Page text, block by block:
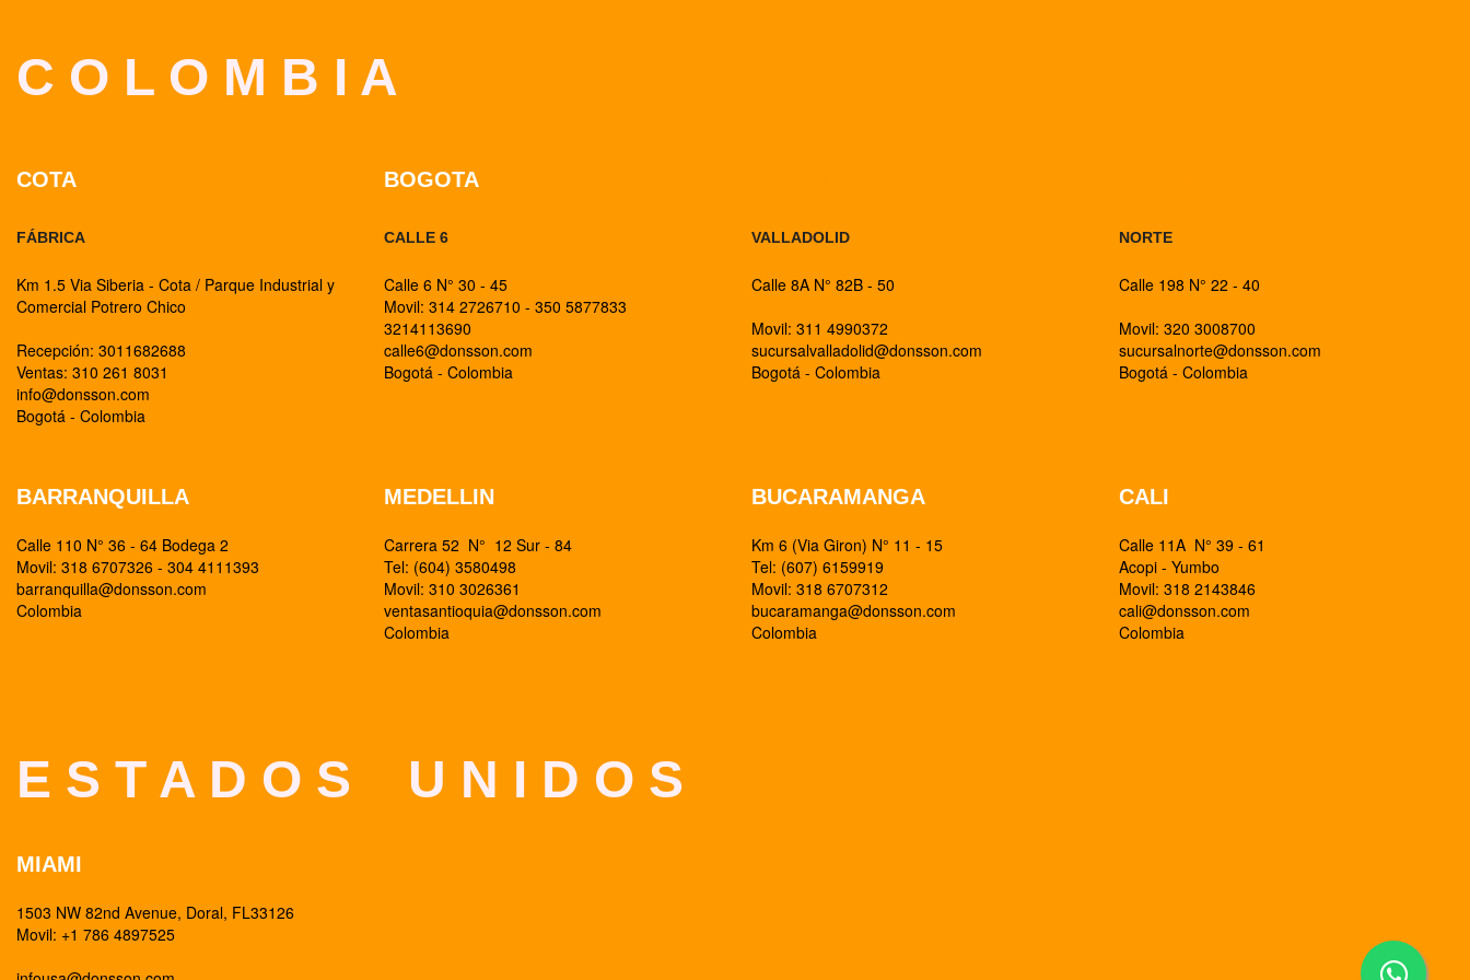
C O L O M B I A
COTA
FÁBRICA
Km 1.5 Via Siberia - Cota / Parque Industrial y
Comercial Potrero Chico
Recepción: 3011682688
Ventas: 310 261 8031
info@donsson.com
Bogotá - Colombia
BOGOTA
CALLE 6
Calle 6 N° 30 - 45
Movil: 314 2726710 - 350 5877833
3214113690
calle6@donsson.com
Bogotá - Colombia
VALLADOLID
Calle 8A N° 82B - 50
Movil: 311 4990372
sucursalvalladolid@donsson.com
Bogotá - Colombia
NORTE
Calle 198 N° 22 - 40
Movil: 320 3008700
sucursalnorte@donsson.com
Bogotá - Colombia
BARRANQUILLA
Calle 110 N° 36 - 64 Bodega 2
Movil: 318 6707326 - 304 4111393
barranquilla@donsson.com
Colombia
MEDELLIN
Carrera 52 N° 12 Sur - 84
Tel: (604) 3580498
Movil: 310 3026361
ventasantioquia@donsson.com
Colombia
BUCARAMANGA
Km 6 (Via Giron) N° 11 - 15
Tel: (607) 6159919
Movil: 318 6707312
bucaramanga@donsson.com
Colombia
CALI
Calle 11A N° 39 - 61
Acopi - Yumbo
Movil: 318 2143846
cali@donsson.com
Colombia
E S T A D O S U N I D O S
MIAMI
1503 NW 82nd Avenue, Doral, FL33126
Movil: +1 786 4897525